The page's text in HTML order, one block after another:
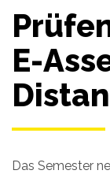
E-
Das Semester